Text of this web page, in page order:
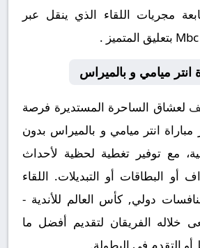
مجريات اللقاء الذي ينقل عبر
انتر ميامي و بالميراس
لعشاق الساحرة المستديرة فرصة
انتر ميامي و بالميراس بدون
مع توفير تغطية لحظية لأحداث
أو البطاقات أو التبديلات. اللقاء
دولي, كأس العالم للأندية -
خلاله الفريقان لتقديم أفضل ما